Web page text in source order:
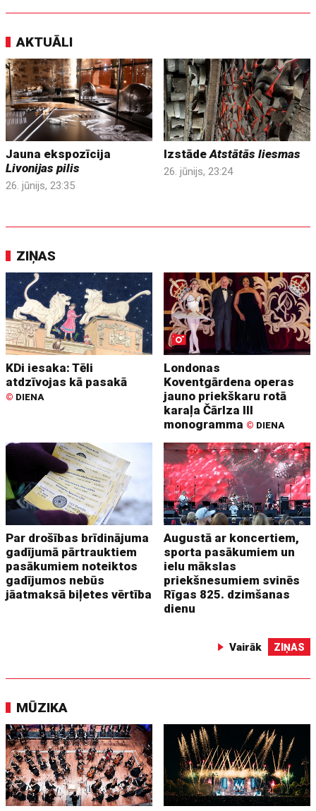
AKTUĀLI
Jauna ekspozīcija
Livonijas pilis
26. jūnijs, 23:35
IzstādeAtstātās liesmas
26. jūnijs, 23:24
ZIŅAS
KDi iesaka: Tēli
atdzīvojas kā pasakā
© DIENA
Londonas
Koventgārdena operas
jauno priekškaru rotā
karaļa Čārlza III
monogramma © DIENA
Par drošības brīdinājuma
gadījumā pārtrauktiem
pasākumiem noteiktos
gadījumos nebūs
jāatmaksā biļetes vērtība
Augustā ar koncertiem,
sporta pasākumiem un
ielu mākslas
priekšnesumiem svinēs
Rīgas 825. dzimšanas
dienu
Vairāk ZIŅAS
MŪZIKA